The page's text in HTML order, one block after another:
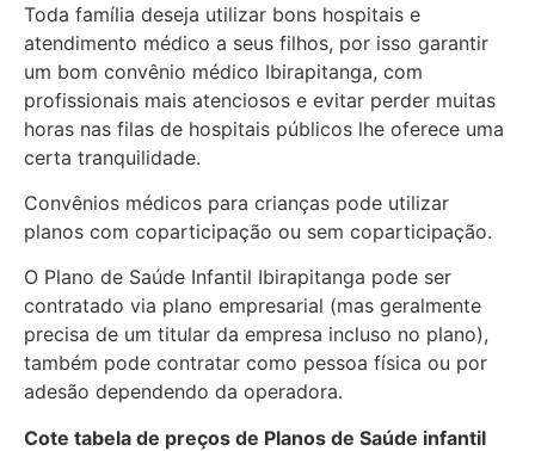
Toda família deseja utilizar bons hospitais e
atendimento médico a seus filhos, por isso garantir
um bom convênio médico Ibirapitanga, com
profissionais mais atenciosos e evitar perder muitas
horas nas filas de hospitais públicos lhe oferece uma
certa tranquilidade.
Convênios médicos para crianças pode utilizar
planos com coparticipação ou sem coparticipação.
O Plano de Saúde Infantil Ibirapitanga pode ser
contratado via plano empresarial (mas geralmente
precisa de um titular da empresa incluso no plano),
também pode contratar como pessoa física ou por
adesão dependendo da operadora.
Cote tabela de preços de Planos de Saúde infantil